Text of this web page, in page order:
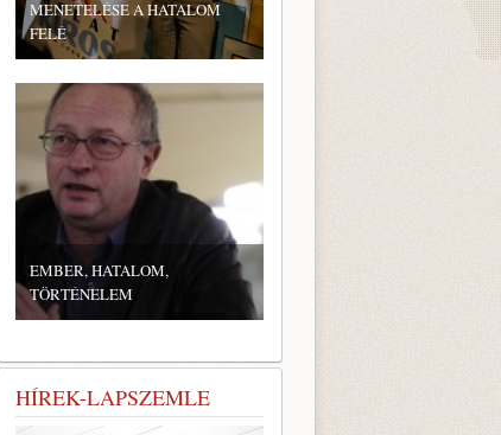
MENETELÉSE A HATALOM
FELÉ
EMBER, HATALOM,
TÖRTÉNELEM
HÍREK-LAPSZEMLE